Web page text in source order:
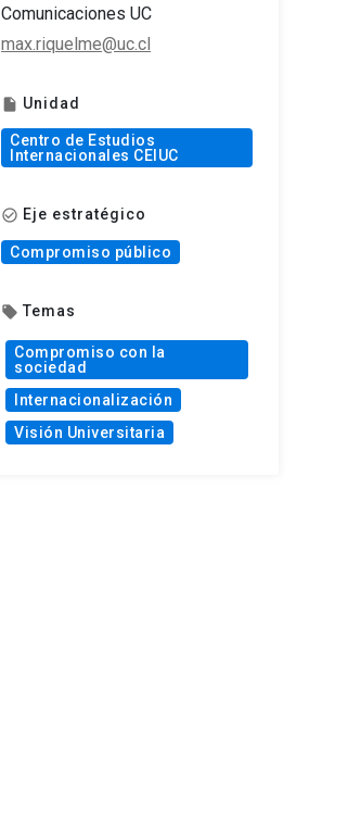
Comunicaciones UC
max.riquelme@uc.cl
insert_drive_file Unidad
Centro de Estudios
Internacionales CEIUC
check_circle_outline Eje estratégico
Compromiso público
local_offer Temas
Compromiso con la
sociedad
Internacionalización
Visión Universitaria